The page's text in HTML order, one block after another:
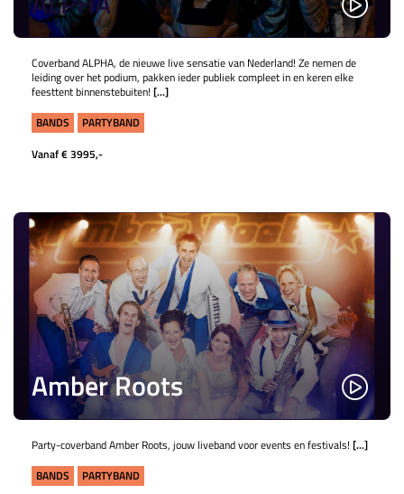
​​​​​​Coverband ALPHA, de nieuwe live sensatie van Nederland! Ze nemen de
leiding over het podium, pakken ieder publiek compleet in en keren elke
feesttent binnenstebuiten! [...]
BANDS
PARTYBAND
Vanaf € 3995,-
Amber Roots
Party-coverband Amber Roots, jouw liveband voor events en festivals! [...]
BANDS
PARTYBAND